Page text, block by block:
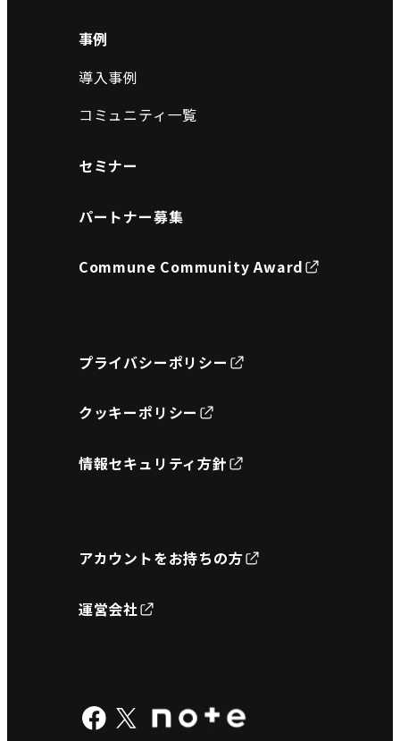
事例
導入事例
コミュニティ一覧
セミナー
パートナー募集
Commune Community Award
プライバシーポリシー
クッキーポリシー
情報セキュリティ方針
アカウントをお持ちの方
運営会社